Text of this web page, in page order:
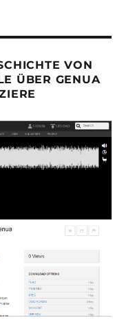
VON
ÜBER GENUA